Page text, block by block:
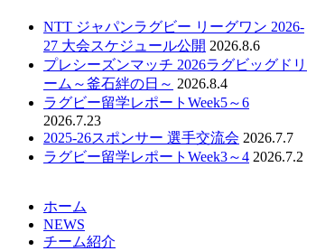
NTT ジャパンラグビー リーグワン 2026-
27 大会スケジュール公開 2026.8.6
プレシーズンマッチ 2026ラグビッグドリ
ーム～釜石絆の日～ 2026.8.4
ラグビー留学レポートWeek5～6
2026.7.23
2025-26スポンサー 選手交流会 2026.7.7
ラグビー留学レポートWeek3～4 2026.7.2
ホーム
NEWS
チーム紹介